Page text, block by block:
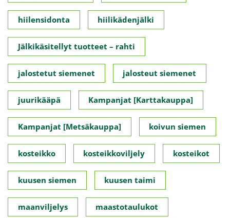
hiilensidonta hiilikädenjälki
Jälkikäsitellyt tuotteet – rahti
jalostetut siemenet jalosteut siemenet
juurikääpä Kampanjat [Karttakauppa]
Kampanjat [Metsäkauppa] koivun siemen
kosteikko kosteikkoviljely kosteikot
kuusen siemen kuusen taimi
maanviljelys maastotaulukot